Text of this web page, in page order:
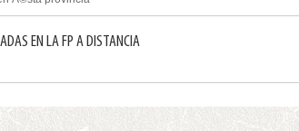
EN LA FP A DISTANCIA